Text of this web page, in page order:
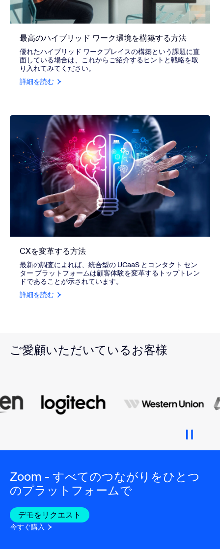
最高のハイブリッド ワーク環境を構築する方法
優れたハイブリッド ワークプレイスの構築という課題に直
面している場合は、これからご紹介するヒントと戦略を取
り入れてみてください。
詳細を読む
CXを変革する方法
最新の調査によれば、統合型の UCaaS とコンタクト セン
ター プラットフォームは顧客体験を変革するトップトレン
ドであることが示されています。
詳細を読む
ご愛顧いただいているお客様
Zoom - すべてのつながりをひとつ
のプラットフォームで
デモをリクエスト
今すぐ購入